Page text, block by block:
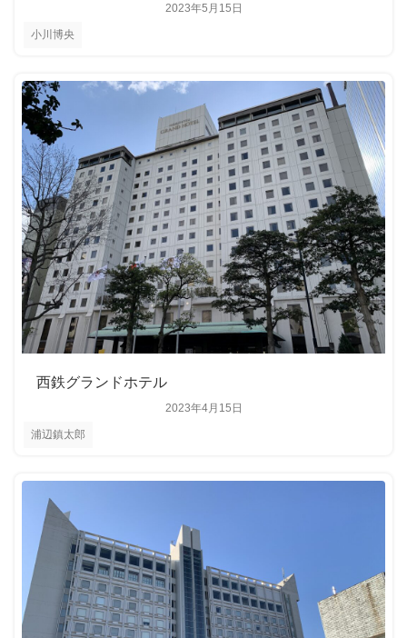
小川博央
2023年5月15日
浦辺鎮太郎
2023年4月15日
西鉄グランドホテル